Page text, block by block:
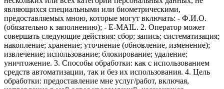
являющихся специальными или биометрическими,
предоставляемых мною, которые могут включать: - Ф.И.О.
(обязательно к заполнению); - E-MAIL. 2. Оператор может
совершать следующие действия: сбор; запись; систематизация;
накопление; хранение; уточнение (обновление, изменение);
извлечение; использование; блокирование; удаление;
уничтожение. 3. Способы обработки: как с использованием
средств автоматизации, так и без их использования. 4. Цель
обработки: предоставление мне услуг/работ, включая,